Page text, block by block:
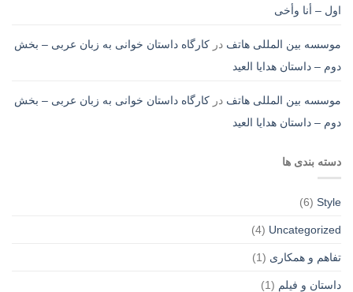
اول – أنا وأخی
موسسه بین المللی هاتف در کارگاه داستان خوانی به زبان عربی – بخش
دوم – داستان هدایا العید
موسسه بین المللی هاتف در کارگاه داستان خوانی به زبان عربی – بخش
دوم – داستان هدایا العید
دسته بندی ها
Style
(6)
Uncategorized
(4)
تفاهم و همکاری (1)
داستان و فیلم (1)